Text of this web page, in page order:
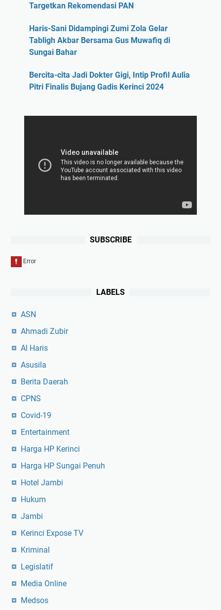
Targetkan Rekomendasi PAN
Haris-Sani Didampingi Zumi Zola Gelar
Tabligh Akbar Bersama Gus Muwafiq di
Sungai Bahar
Bercita-cita Jadi Dokter Gigi, Intip Profil Aulia
Pitri Finalis Bujang Gadis Kerinci 2024
SUBSCRIBE
LABELS
ASN
Ahmadi Zubir
Al Haris
Asusila
Berita Daerah
CPNS
Covid-19
Entertainment
Harga HP Kerinci
Harga HP Sungai Penuh
Hotel Jambi
Hukum
Jambi
Kerinci Expose TV
Kriminal
Legislatif
Media Online
Medsos